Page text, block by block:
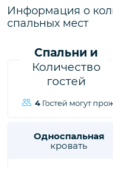
близким незабываемые
Информация о
спальных мест
Спальни и
Количество
гостей
4 Гостей могут
Односпальная
кровать